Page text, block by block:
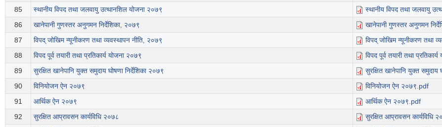
85
स्थानीय विपद तथा जलवायु उत्थानशिल योजना २०७९ स्थानीय विपद तथा जलवायु
86
खानेपानी गुणस्तर अनुगमन निर्देशिका, २०७९ खानेपानी गुणस्तर अनुगमन
87
विपद् जोखिम न्यूनीकरण तथा व्यवस्थापन नीति, २०७९ विपद् जोखिम न्यूनीकरण तथा
88
विपद पूर्व तयारी तथा प्रतिकार्य योजना २०७९ विपद पूर्व तयारी तथा
89
सुरक्षित खानेपानि युक्त समुदाय घोषणा निर्देशिका २०७९ सुरक्षित खानेपानि युक्त समुदाय
90
विनियोजन ऐन २०७९ विनियोजन ऐन २०७९.pdf
91
आर्थिक ऐन २०७९ आर्थिक ऐन २०७९.pdf
92
सुरक्षित आप्रावसन कार्यविधि २०७८ सुरक्षित आप्रावसन कार्यविधि